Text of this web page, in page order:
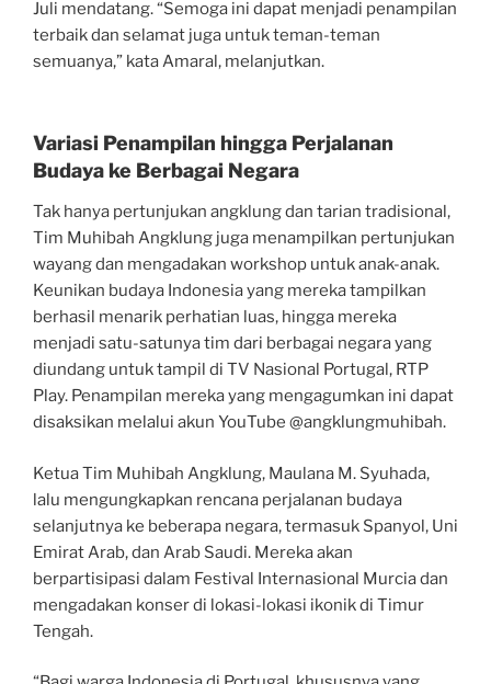
Juli mendatang. “Semoga ini dapat menjadi penampilan
terbaik dan selamat juga untuk teman-teman
semuanya,” kata Amaral, melanjutkan.
Variasi Penampilan hingga Perjalanan
Budaya ke Berbagai Negara
Tak hanya pertunjukan angklung dan tarian tradisional,
Tim Muhibah Angklung juga menampilkan pertunjukan
wayang dan mengadakan workshop untuk anak-anak.
Keunikan budaya Indonesia yang mereka tampilkan
berhasil menarik perhatian luas, hingga mereka
menjadi satu-satunya tim dari berbagai negara yang
diundang untuk tampil di TV Nasional Portugal, RTP
Play. Penampilan mereka yang mengagumkan ini dapat
disaksikan melalui akun YouTube @angklungmuhibah.
Ketua Tim Muhibah Angklung, Maulana M. Syuhada,
lalu mengungkapkan rencana perjalanan budaya
selanjutnya ke beberapa negara, termasuk Spanyol, Uni
Emirat Arab, dan Arab Saudi. Mereka akan
berpartisipasi dalam Festival Internasional Murcia dan
mengadakan konser di lokasi-lokasi ikonik di Timur
Tengah.